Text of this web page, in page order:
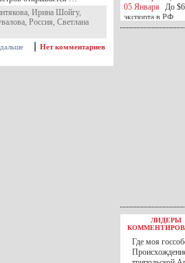
, Ирина Шойгу,
, Россия, Светлана
Нет комментариев
05 Января
До
экспорта в РФ
05 Января
Киев
30 Ноября С 1
30 Ноября
РФ
27 Ноября
ВВП
госбюджете
ЛИДЕРЫ
Где моя